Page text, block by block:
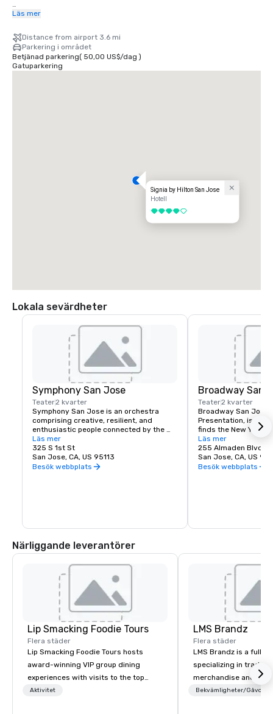
If you are coming in from San Francisco International Airport (SFO), the
service. Alternatively, you can use rail via BART and Caltrain.
https://www.bart.gov and https://www.caltrain.com
Läs mer
Distance from airport 3.6 mi
Parkering i området
Betjänad parkering( 50,00 US$/dag )
Gatuparkering
Signia by Hilton San Jose
Hotell
4 av 5
Lokala sevärdheter
Symphony San Jose
Teater2 kvarter
Symphony San Jose is an orchestra
comprising creative, resilient, and
enthusiastic people connected by the
love of music. It is proud to call San Jose
home and embrace the innovative and
diverse culture of our community by
reflecting this same spirit in its
Läs mer
325 S 1st St
San Jose, CA, US 95113
Besök webbplats
Broadway San
Teater2 kvarter
Broadway San Jose,
Presentation, is
finds the New York
experience. Whether
visiting San Jose,
has the shows you
Läs mer
255 Almaden Blvd
San Jose, CA, US
Besök webbplats
Närliggande leverantörer
Lip Smacking Foodie Tours
Flera städer
Lip Smacking Foodie Tours hosts
award-winning VIP group dining
experiences with visits to the top
restaurants throughout the United
Aktivitet
LMS Brandz
Flera städer
LMS Brandz is a full-
specializing in trade
merchandise and
booth giveaways and
Bekvämligheter/Gåvor